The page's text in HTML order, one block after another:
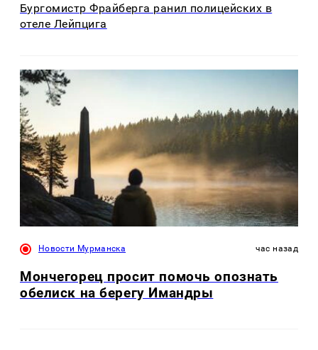
Бургомистр Фрайберга ранил полицейских в
отеле Лейпцига
Новости Мурманска час назад
Мончегорец просит помочь опознать
обелиск на берегу Имандры